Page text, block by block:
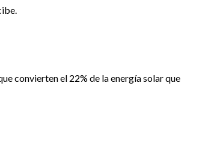
convierten el 22% de la energía solar que